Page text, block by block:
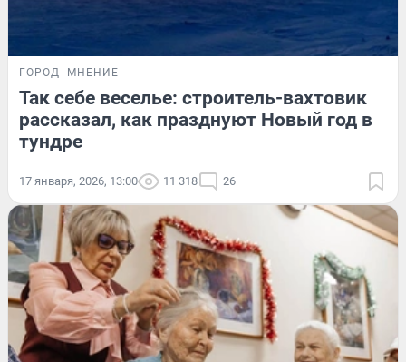
ГОРОД МНЕНИЕ
Так себе веселье: строитель-вахтовик
рассказал, как празднуют Новый год в
тундре
17 января, 2026, 13:00 11 318 26